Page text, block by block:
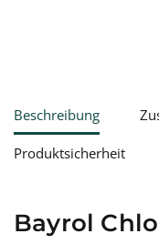
Beschreibung
Produktsicherheit
Bayrol